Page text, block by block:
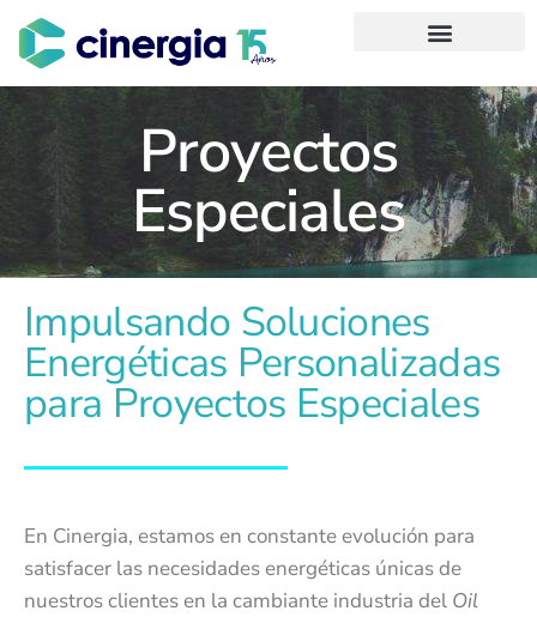
Proyectos
Especiales
Impulsando Soluciones
Energéticas Personalizadas
para Proyectos Especiales
En Cinergia, estamos en constante evolución para
satisfacer las necesidades energéticas únicas de
nuestros clientes en la cambiante industria del Oil